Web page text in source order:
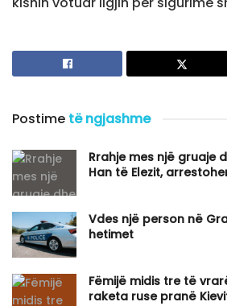
Postime të ngjashme
Rrahje mes një gruaje
Han të Elezit,
Vdes një person në
hetimet
Fëmijë midis tre të
raketa ruse pranë